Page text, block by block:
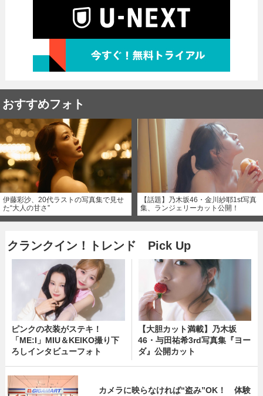
おすすめフォト
伊藤彩沙、20代ラストの写真集で見せ
た“大人の甘さ”
【話題】乃木坂46・金川紗耶1st写真
集、ランジェリーカット公開！
クランクイン！トレンド Pick Up
ピンクの衣装がステキ！
「ME:I」MIU＆KEIKO撮り下
ろしインタビューフォト
【大胆カット満載】乃木坂
46・与田祐希3rd写真集『ヨー
ダ』公開カット
カメラに映らなければ“盗み”OK！ 体験